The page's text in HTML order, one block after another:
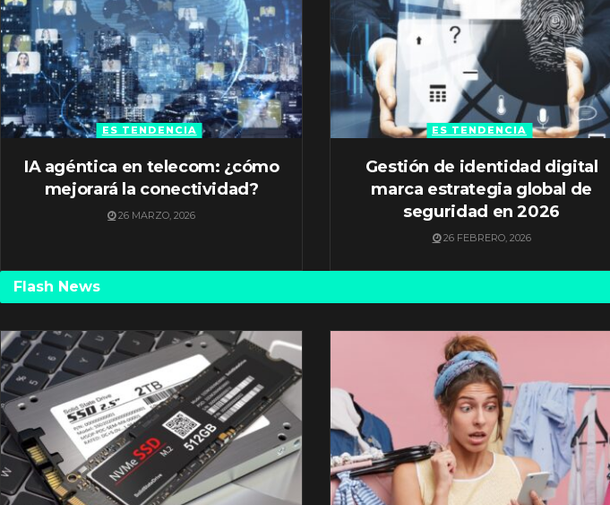
ES TENDENCIA
IA agéntica en telecom: ¿cómo
mejorará la conectividad?
26 MARZO, 2026
ES TENDENCIA
Gestión de identidad digital
marca estrategia global de
seguridad en 2026
26 FEBRERO, 2026
Flash News